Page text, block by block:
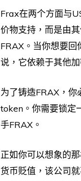
Frax在两个方面与
价物支持，而是由
FRAX。当你想要
说，它依赖于其他
为了铸造FRAX，
token。你需要锁定
手FRAX。
正如你可以想象的
货币贬值，该公司